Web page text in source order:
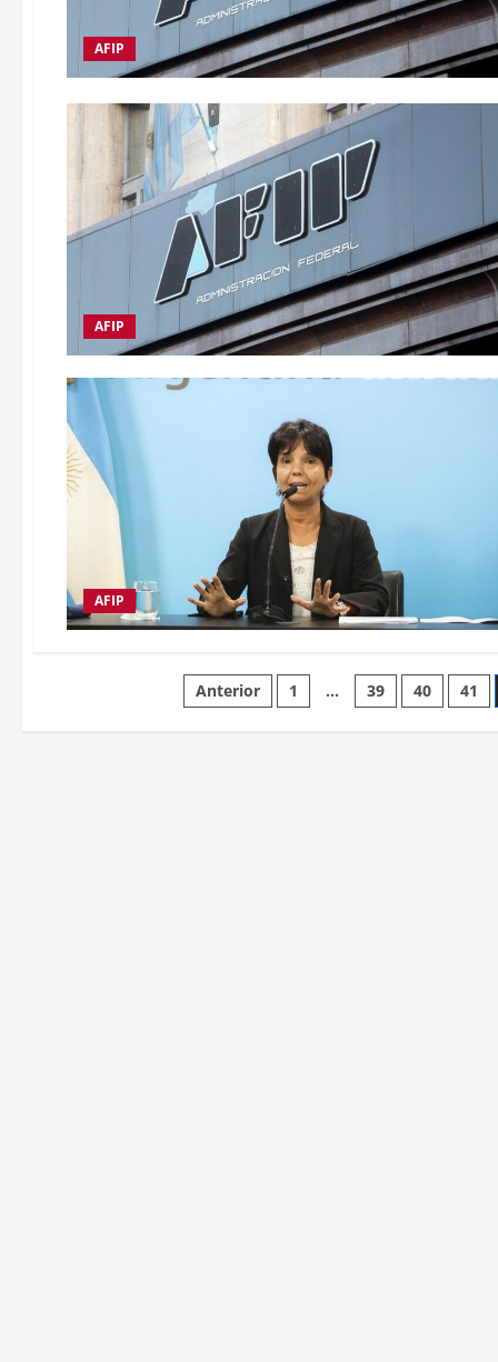
AFIP
AFIP
AFIP
Paginación
de
Anterior 1 … 39 40 41